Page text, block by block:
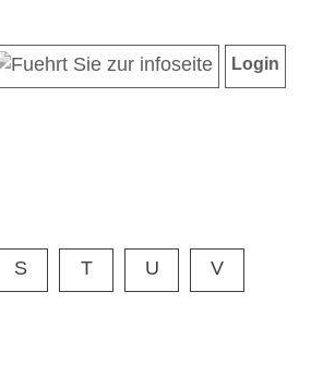
Login
S T U V